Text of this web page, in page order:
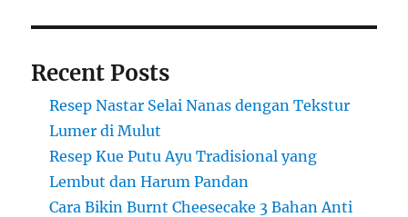
Recent Posts
Resep Nastar Selai Nanas dengan Tekstur
Lumer di Mulut
Resep Kue Putu Ayu Tradisional yang
Lembut dan Harum Pandan
Cara Bikin Burnt Cheesecake 3 Bahan Anti